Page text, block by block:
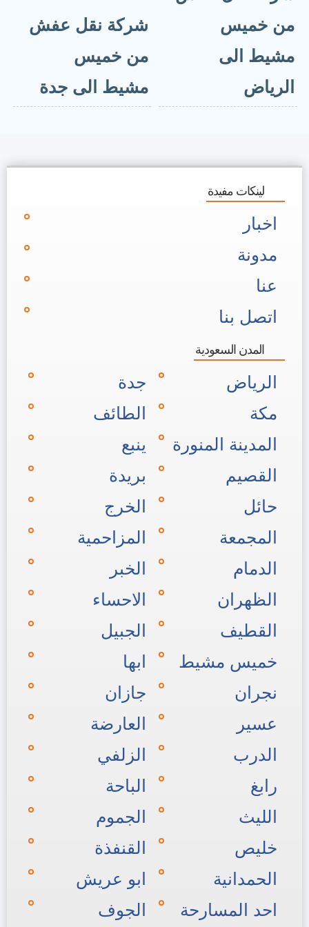
من خميس
مشيط الى
الرياض
شركة نقل عفش
من خميس
مشيط الى جدة
لينكات مفيدة
اخبار
مدونة
عنا
اتصل بنا
المدن السعودية
الرياض
جدة
مكة
الطائف
المدينة المنورة
ينبع
القصيم
بريدة
حائل
الخرج
المجمعة
المزاحمية
الدمام
الخبر
الظهران
الاحساء
القطيف
الجبيل
خميس مشيط
ابها
نجران
جازان
عسير
العارضة
الدرب
الزلفي
رابغ
الباحة
الليث
الجموم
خليص
القنفذة
الحمدانية
ابو عريش
احد المسارحة
الجوف